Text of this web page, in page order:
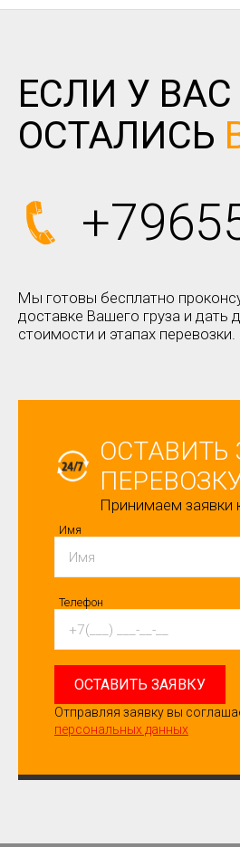
ЕСЛИ У ВАС
ОСТАЛИСЬ
Мы готовы бесплатно
доставке Вашего груза и
стоимости и этапах перевозки.
ОСТАВИТЬ
Принимаем заявки
Имя
Телефон
ОСТАВИТЬ ЗАЯВКУ
Отправляя заявку вы
персональных данных